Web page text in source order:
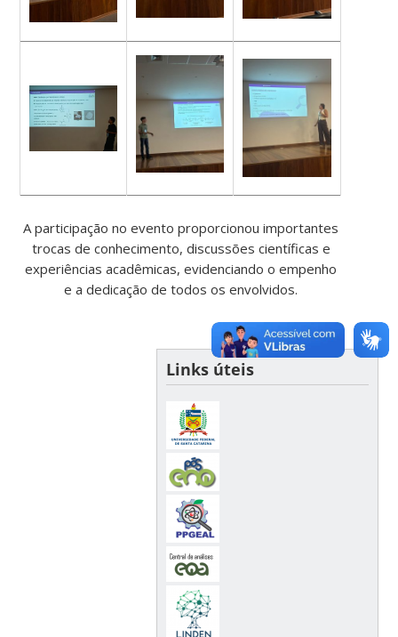
A participação no evento proporcionou importantes
trocas de conhecimento, discussões científicas e
experiências acadêmicas, evidenciando o empenho
e a dedicação de todos os envolvidos.
Links úteis